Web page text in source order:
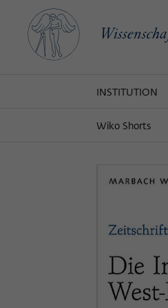
INSTITUTION
Wiko Shorts